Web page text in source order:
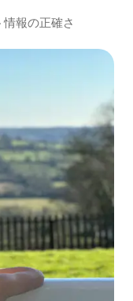
·情報の正確さ